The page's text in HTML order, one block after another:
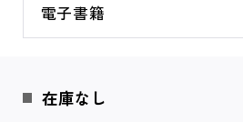
電子書籍
在庫なし